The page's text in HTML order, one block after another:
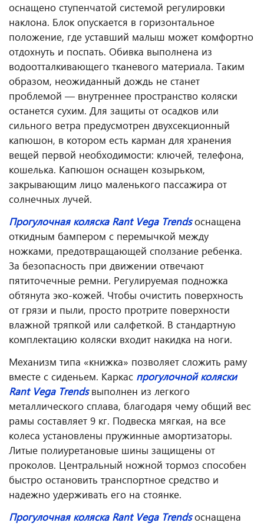
оснащено ступенчатой системой регулировки
наклона. Блок опускается в горизонтальное
положение, где уставший малыш может комфортно
отдохнуть и поспать. Обивка выполнена из
водоотталкивающего тканевого материала. Таким
образом, неожиданный дождь не станет
проблемой — внутреннее пространство коляски
останется сухим. Для защиты от осадков или
сильного ветра предусмотрен двухсекционный
капюшон, в котором есть карман для хранения
вещей первой необходимости: ключей, телефона,
кошелька. Капюшон оснащен козырьком,
закрывающим лицо маленького пассажира от
солнечных лучей.
Прогулочная коляска Rant Vega Trendsоснащена
откидным бампером с перемычкой между
ножками, предотвращающей сползание ребенка.
За безопасность при движении отвечают
пятиточечные ремни. Регулируемая подножка
обтянута эко-кожей. Чтобы очистить поверхность
от грязи и пыли, просто протрите поверхности
влажной тряпкой или салфеткой. В стандартную
комплектацию коляски входит накидка на ноги.
Механизм типа «книжка» позволяет сложить раму
вместе с сиденьем. Каркас прогулочной коляски
Rant Vega Trendsвыполнен из легкого
металлического сплава, благодаря чему общий вес
рамы составляет 9 кг. Подвеска мягкая, на все
колеса установлены пружинные амортизаторы.
Литые полиуретановые шины защищены от
проколов. Центральный ножной тормоз способен
быстро остановить транспортное средство и
надежно удерживать его на стоянке.
Прогулочная коляска Rant Vega Trendsоснащена